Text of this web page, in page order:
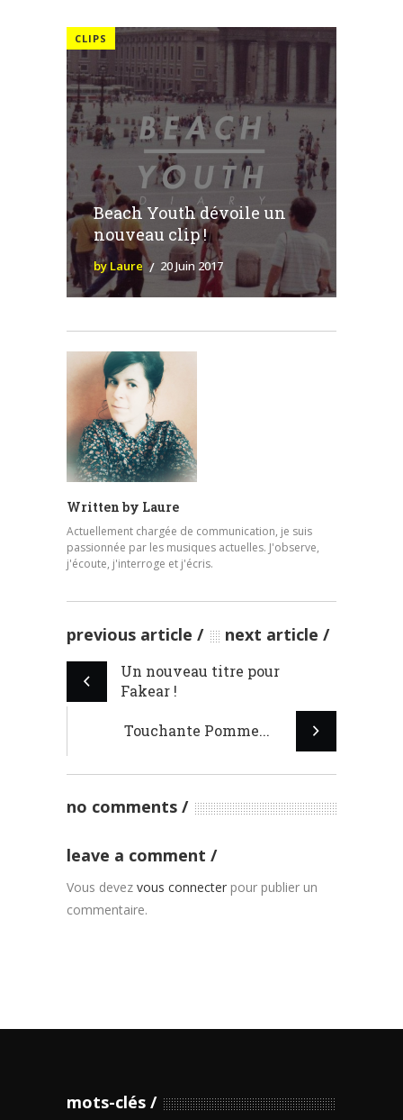
CLIPS
Beach Youth dévoile un
nouveau clip !
by Laure 20 Juin 2017
Written by Laure
Actuellement chargée de communication, je suis
passionnée par les musiques actuelles. J'observe,
j'écoute, j'interroge et j'écris.
previous article next article
Un nouveau titre pour
Fakear !
Touchante Pomme...
no comments
leave a comment
Vous devez vous connecter pour publier un
commentaire.
mots-clés